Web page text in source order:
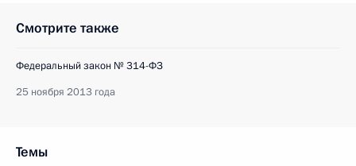
Смотрите также
Федеральный закон № 314-ФЗ
25 ноября 2013 года
Темы